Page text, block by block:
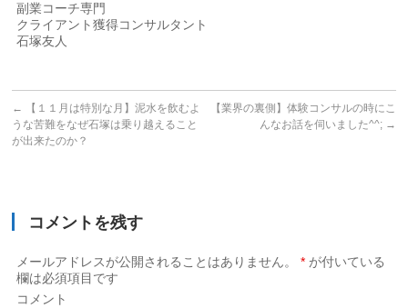
副業コーチ専門
クライアント獲得コンサルタント
石塚友人
←
【１１月は特別な月】泥水を飲むよ
うな苦難をなぜ石塚は乗り越えること
が出来たのか？
【業界の裏側】体験コンサルの時にこ
んなお話を伺いました^^; →
コメントを残す
メールアドレスが公開されることはありません。 * が付いている
欄は必須項目です
コメント